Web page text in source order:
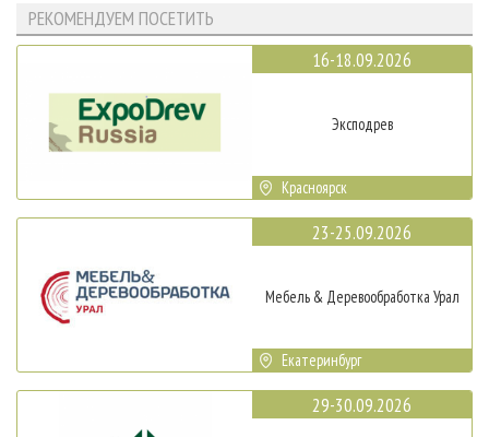
РЕКОМЕНДУЕМ ПОСЕТИТЬ
16-18.09.2026
Эксподрев
Красноярск
23-25.09.2026
Мебель & Деревообработка Урал
Екатеринбург
29-30.09.2026